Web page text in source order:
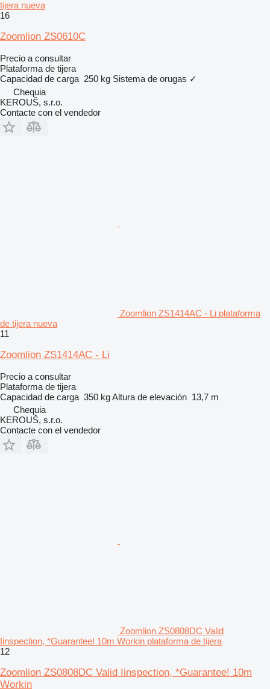
tijera nueva
16
Zoomlion ZS0610C
Precio a consultar
Plataforma de tijera
Capacidad de carga 250 kg Sistema de orugas ✓
Chequia
KEROUŠ, s.r.o.
Contacte con el vendedor
Zoomlion ZS1414AC - Li plataforma
de tijera nueva
11
Zoomlion ZS1414AC - Li
Precio a consultar
Plataforma de tijera
Capacidad de carga 350 kgAltura de elevación 13,7 m
Chequia
KEROUŠ, s.r.o.
Contacte con el vendedor
Zoomlion ZS0808DC Valid
Iinspection, *Guarantee! 10m Workin plataforma de tijera
12
Zoomlion ZS0808DC Valid Iinspection, *Guarantee! 10m
Workin